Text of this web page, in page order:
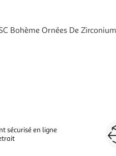
Bohème Ornées De Zirconium
sécurisé en ligne